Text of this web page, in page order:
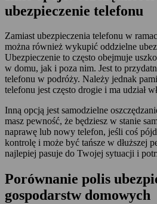
ubezpieczenie telefonu
Zamiast ubezpieczenia telefonu w
można również wykupić oddzielne
Ubezpieczenie to często obejmuje
w domu, jak i poza nim. Jest to
telefonu w podróży. Należy jednak
telefonu jest często drogie i ma udział
Inną opcją jest samodzielne
masz pewność, że będziesz w stanie
naprawę lub nowy telefon, jeśli coś
kontrolę i może być tańsze w dłuższej
najlepiej pasuje do Twojej sytuacji i
Porównanie polis
gospodarstw domowych